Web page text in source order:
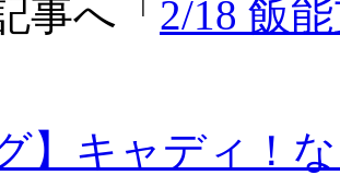
事へ「 2/18 飯
】キャディ！